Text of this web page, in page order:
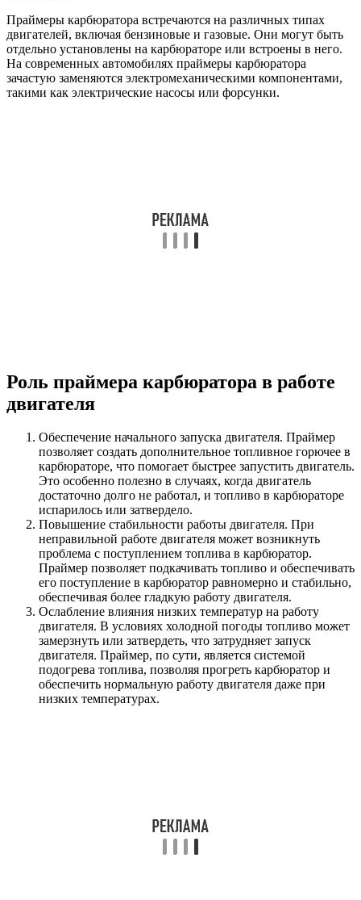
Праймеры карбюратора встречаются на различных типах
двигателей, включая бензиновые и газовые. Они могут быть
отдельно установлены на карбюраторе или встроены в него.
На современных автомобилях праймеры карбюратора
зачастую заменяются электромеханическими компонентами,
такими как электрические насосы или форсунки.
Роль праймера карбюратора в работе
двигателя
Обеспечение начального запуска двигателя. Праймер
позволяет создать дополнительное топливное горючее в
карбюраторе, что помогает быстрее запустить двигатель.
Это особенно полезно в случаях, когда двигатель
достаточно долго не работал, и топливо в карбюраторе
испарилось или затвердело.
Повышение стабильности работы двигателя. При
неправильной работе двигателя может возникнуть
проблема с поступлением топлива в карбюратор.
Праймер позволяет подкачивать топливо и обеспечивать
его поступление в карбюратор равномерно и стабильно,
обеспечивая более гладкую работу двигателя.
Ослабление влияния низких температур на работу
двигателя. В условиях холодной погоды топливо может
замерзнуть или затвердеть, что затрудняет запуск
двигателя. Праймер, по сути, является системой
подогрева топлива, позволяя прогреть карбюратор и
обеспечить нормальную работу двигателя даже при
низких температурах.